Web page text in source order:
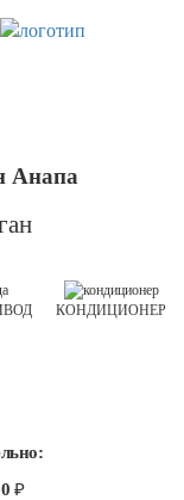
Анапа
КОНДИЦИОНЕР
₽